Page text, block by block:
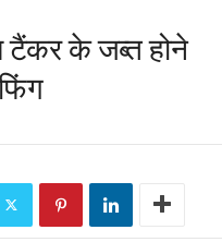
टैंकर के जब्त होने